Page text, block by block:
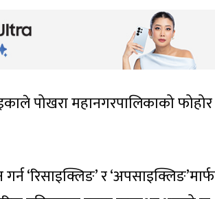
पोखरा महानगरपालिकाको फोहोर
‘रिसाइक्लिङ’ र